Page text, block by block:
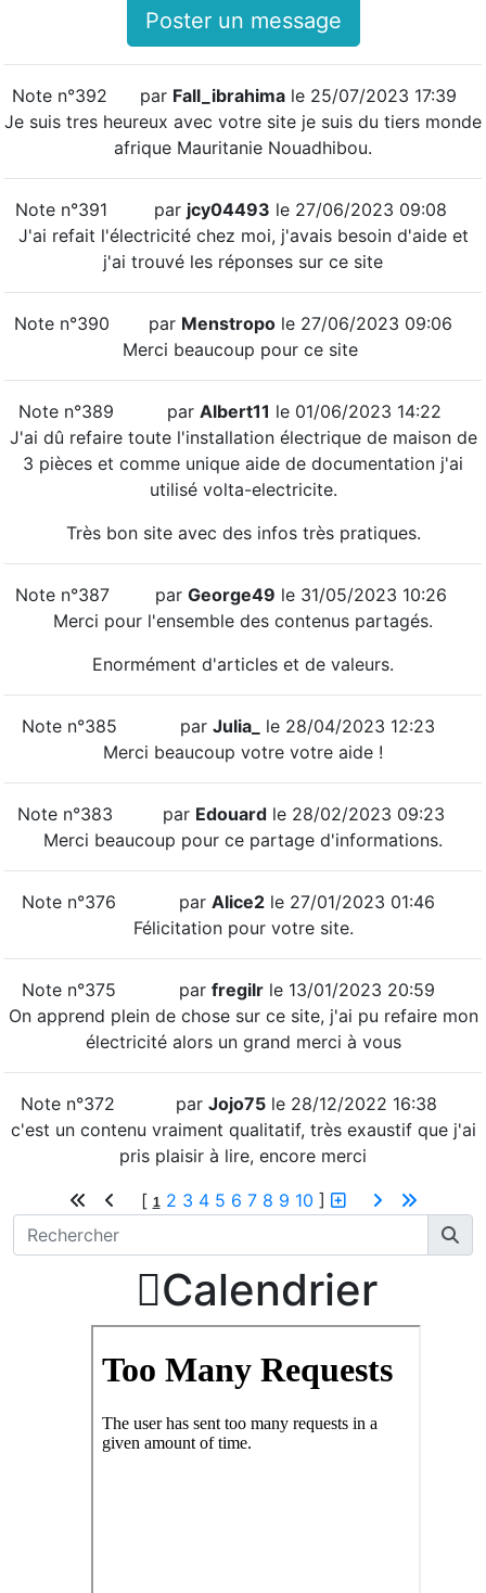
Poster un message
Note n°392 par Fall_ibrahimale 25/07/2023 17:39
Je suis tres heureux avec votre site je suis du tiers monde
afrique Mauritanie Nouadhibou.
Note n°391 par jcy04493 le 27/06/2023 09:08
J'ai refait l'électricité chez moi, j'avais besoin d'aide et
j'ai trouvé les réponses sur ce site
Note n°390 par Menstropole 27/06/2023 09:06
Merci beaucoup pour ce site
Note n°389 par Albert11 le 01/06/2023 14:22
J'ai dû refaire toute l'installation électrique de maison de
3 pièces et comme unique aide de documentation j'ai
utilisé volta-electricite.
Très bon site avec des infos très pratiques.
Note n°387 par George49 le 31/05/2023 10:26
Merci pour l'ensemble des contenus partagés.
Enormément d'articles et de valeurs.
Note n°385 par Julia_
le 28/04/2023 12:23
Merci beaucoup votre votre aide !
Note n°383 par Edouardle 28/02/2023 09:23
Merci beaucoup pour ce partage d'informations.
Note n°376 par Alice2 le 27/01/2023 01:46
Félicitation pour votre site.
Note n°375 par fregilr le 13/01/2023 20:59
On apprend plein de chose sur ce site, j'ai pu refaire mon
électricité alors un grand merci à vous
Note n°372 par Jojo75le 28/12/2022 16:38
c'est un contenu vraiment qualitatif, très exaustif que j'ai
pris plaisir à lire, encore merci
[ 1 2 3 4 5 6 7 8 9 10 ]
Calendrier